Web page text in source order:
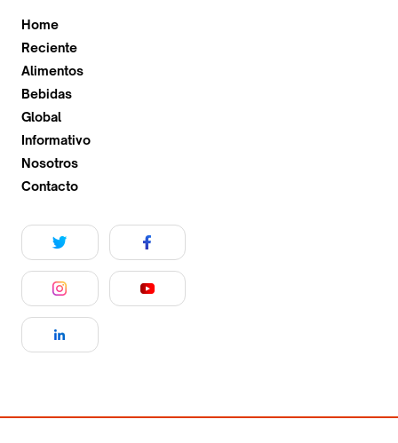
Home
Reciente
Alimentos
Bebidas
Global
Informativo
Nosotros
Contacto